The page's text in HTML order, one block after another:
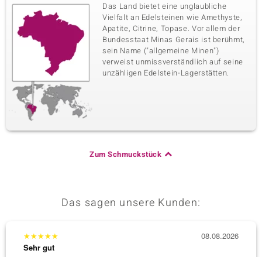
Das Land bietet eine unglaubliche
Vielfalt an Edelsteinen wie Amethyste,
Apatite, Citrine, Topase. Vor allem der
Bundesstaat Minas Gerais ist berühmt,
sein Name ("allgemeine Minen")
verweist unmissverständlich auf seine
unzähligen Edelstein-Lagerstätten.
Zum Schmuckstück
Das sagen unsere Kunden:
★★★★★
Sehr gut
08.08.2026